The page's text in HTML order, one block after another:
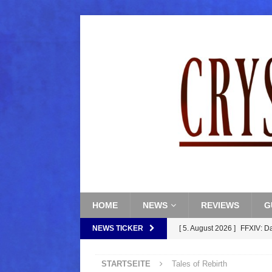
HOME NEWS REVIEWS
NEWS TICKER [ 5. August 2026 ] FFXIV:
STARTSEITE Tales of Rebirth